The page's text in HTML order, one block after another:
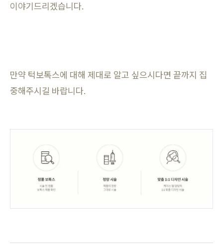
이야기드리겠습니다.
만약 턱보톡스에 대해 제대로 알고 싶으시다면 끝까지 집
중해주시길 바랍니다.